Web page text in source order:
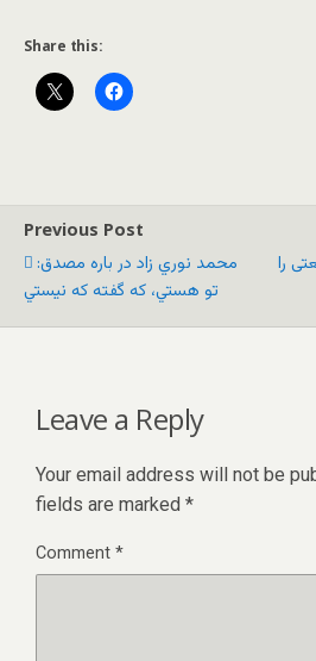
Share this:
Previous Post
محمد نوري زاد در باره مصدق:
تو هستي، كه گفته كه نيستي
را
Leave a Reply
Your email address will not be
fields are marked *
Comment*